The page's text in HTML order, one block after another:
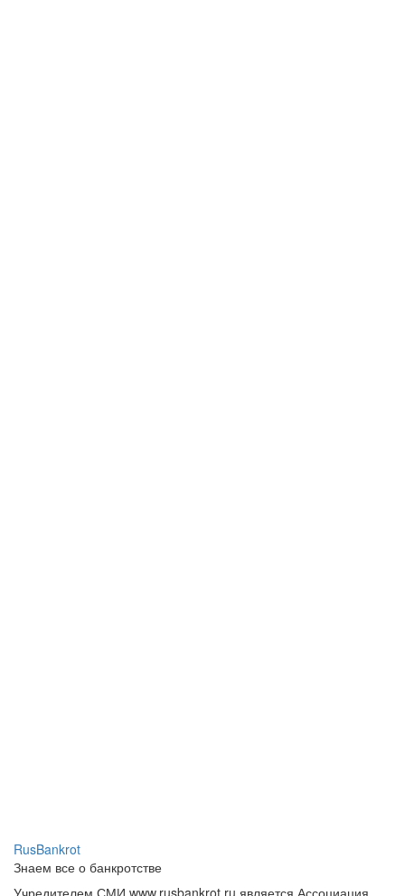
RusBankrot
Знаем все о банкротстве
Учредителем СМИ www.rusbankrot.ru является Ассоциация